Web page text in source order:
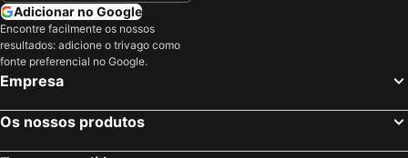
Adicionar no Google
Encontre facilmente os nossos
resultados: adicione o trivago como
fonte preferencial no Google.
Empresa
Os nossos produtos